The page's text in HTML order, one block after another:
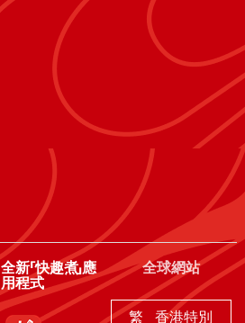
全新「快趣煮」應
用程式
全球網站
繁 香港特別